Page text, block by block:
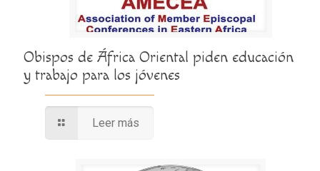
Obispos de África Oriental piden educación
y trabajo para los jóvenes
Leer más